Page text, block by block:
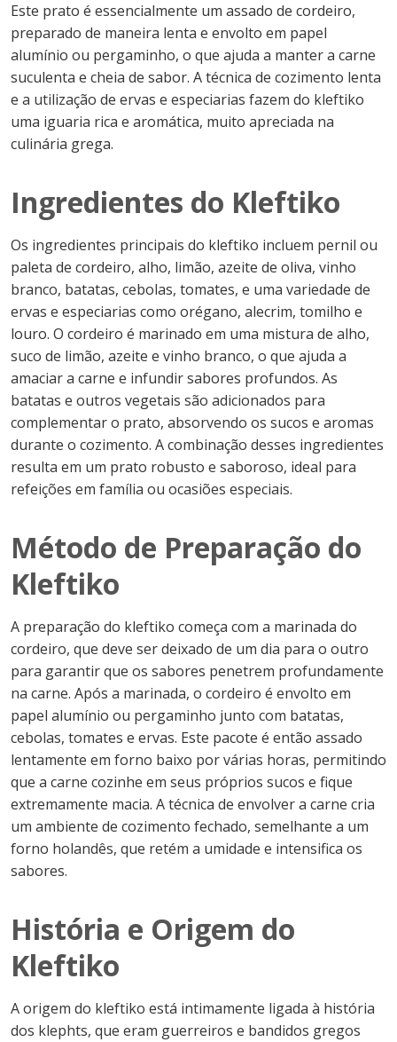
Este prato é essencialmente um assado de cordeiro,
preparado de maneira lenta e envolto em papel
alumínio ou pergaminho, o que ajuda a manter a carne
suculenta e cheia de sabor. A técnica de cozimento lenta
e a utilização de ervas e especiarias fazem do kleftiko
uma iguaria rica e aromática, muito apreciada na
culinária grega.
Ingredientes do Kleftiko
Os ingredientes principais do kleftiko incluem pernil ou
paleta de cordeiro, alho, limão, azeite de oliva, vinho
branco, batatas, cebolas, tomates, e uma variedade de
ervas e especiarias como orégano, alecrim, tomilho e
louro. O cordeiro é marinado em uma mistura de alho,
suco de limão, azeite e vinho branco, o que ajuda a
amaciar a carne e infundir sabores profundos. As
batatas e outros vegetais são adicionados para
complementar o prato, absorvendo os sucos e aromas
durante o cozimento. A combinação desses ingredientes
resulta em um prato robusto e saboroso, ideal para
refeições em família ou ocasiões especiais.
Método de Preparação do
Kleftiko
A preparação do kleftiko começa com a marinada do
cordeiro, que deve ser deixado de um dia para o outro
para garantir que os sabores penetrem profundamente
na carne. Após a marinada, o cordeiro é envolto em
papel alumínio ou pergaminho junto com batatas,
cebolas, tomates e ervas. Este pacote é então assado
lentamente em forno baixo por várias horas, permitindo
que a carne cozinhe em seus próprios sucos e fique
extremamente macia. A técnica de envolver a carne cria
um ambiente de cozimento fechado, semelhante a um
forno holandês, que retém a umidade e intensifica os
sabores.
História e Origem do
Kleftiko
A origem do kleftiko está intimamente ligada à história
dos klephts, que eram guerreiros e bandidos gregos